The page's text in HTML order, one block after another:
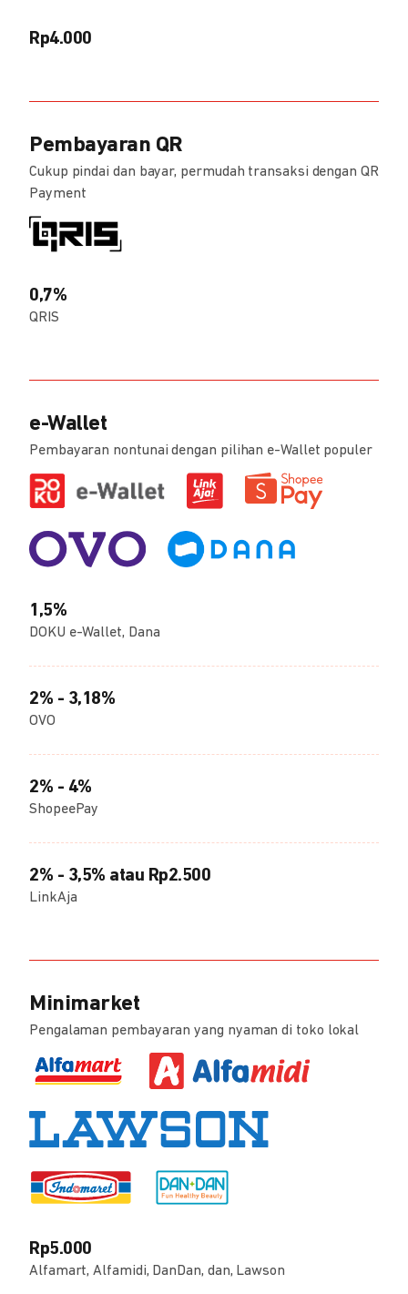
Rp4.000
Pembayaran QR
Cukup pindai dan bayar, permudah transaksi dengan QR
Payment
0,7%
QRIS
e-Wallet
Pembayaran nontunai dengan pilihan e-Wallet populer
1,5%
DOKU e-Wallet, Dana
2% - 3,18%
OVO
2% - 4%
ShopeePay
2% - 3,5% atau Rp2.500
LinkAja
Minimarket
Pengalaman pembayaran yang nyaman di toko lokal
Rp5.000
Alfamart, Alfamidi, DanDan, dan, Lawson